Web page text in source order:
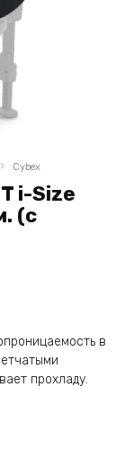
Cybex
i-Size
(с
в
прохладу.